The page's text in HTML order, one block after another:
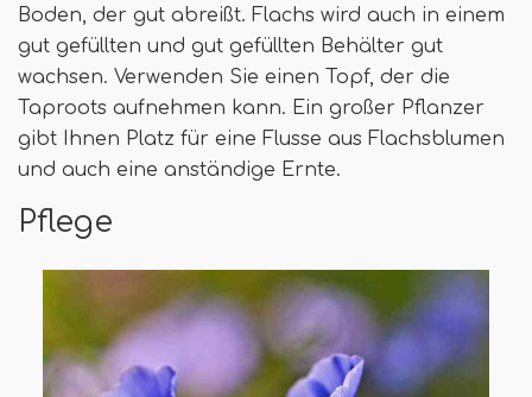
Boden, der gut abreißt. Flachs wird auch in einem
gut gefüllten und gut gefüllten Behälter gut
wachsen. Verwenden Sie einen Topf, der die
Taproots aufnehmen kann. Ein großer Pflanzer
gibt Ihnen Platz für eine Flusse aus Flachsblumen
und auch eine anständige Ernte.
Pflege